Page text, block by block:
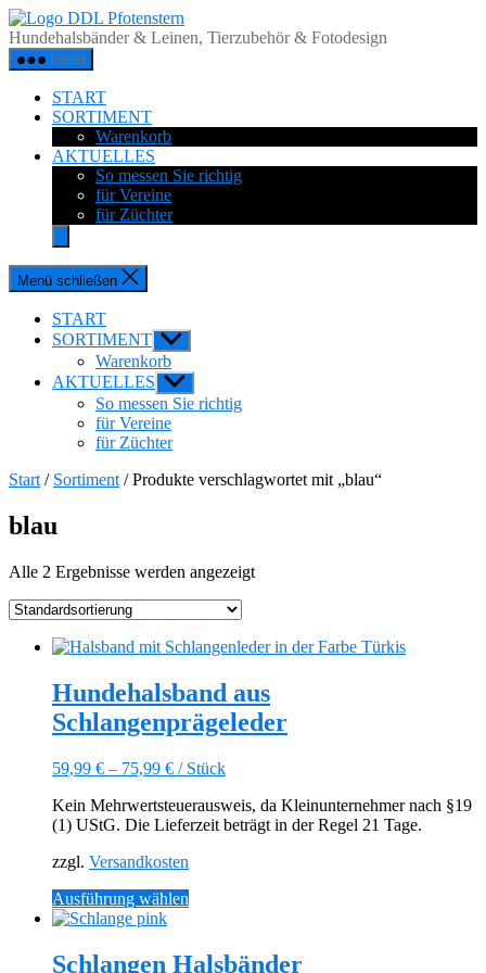
Zum
Inhalt
springen
Pfotenstern
Hundehalsbänder & Leinen, Tierzubehör & Fotodesign
Menü
START
SORTIMENT
Warenkorb
AKTUELLES
So messen Sie richtig
für Vereine
für Züchter
Menü schließen
START
SORTIMENT Untermenü
anzeigen
Warenkorb
AKTUELLES Untermenü
anzeigen
So messen Sie richtig
für Vereine
für Züchter
Start / Sortiment / Produkte verschlagwortet mit „blau“
blau
Alle 2 Ergebnisse werden angezeigt
Hundehalsband aus
Schlangenprägeleder
59,99 € – 75,99 € / Stück
Kein Mehrwertsteuerausweis, da Kleinunternehmer nach §19
(1) UStG. Die Lieferzeit beträgt in der Regel 21 Tage.
zzgl. Versandkosten
Ausführung wählen
mehrere
Schlangen Halsbänder